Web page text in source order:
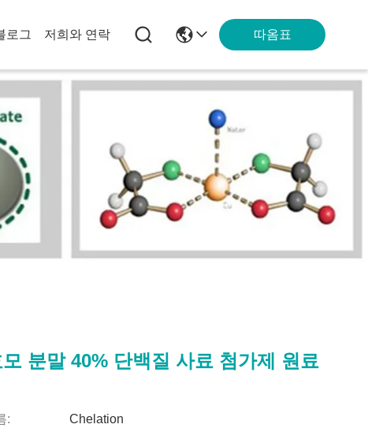
로그 저희와 연락 따옴표
분말 40% 단백질 사료 첨가제 원료
: Chelation